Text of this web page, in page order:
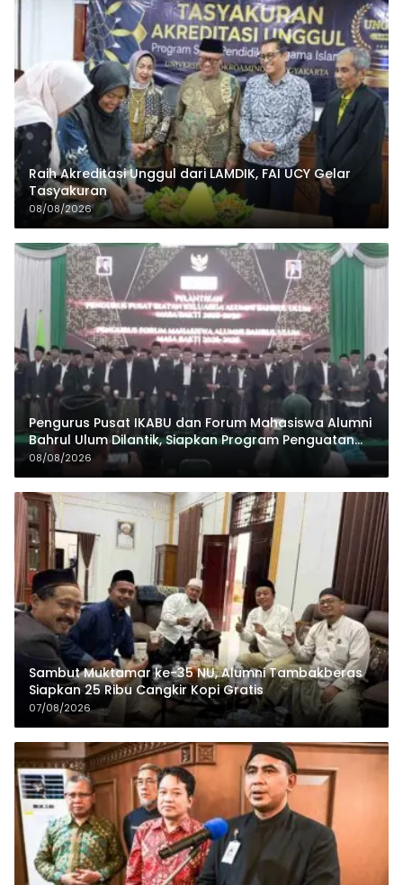
Raih Akreditasi Unggul dari LAMDIK, FAI UCY Gelar
Tasyakuran
08/08/2026
Pengurus Pusat IKABU dan Forum Mahasiswa Alumni
Bahrul Ulum Dilantik, Siapkan Program Penguatan
Organisasi dan Ekonomi
08/08/2026
Sambut Muktamar ke-35 NU, Alumni Tambakberas
Siapkan 25 Ribu Cangkir Kopi Gratis
07/08/2026